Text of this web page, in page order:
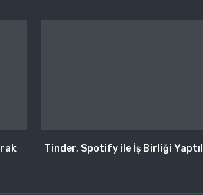
Tinder, Spotify ile İş Birliği Yaptı!